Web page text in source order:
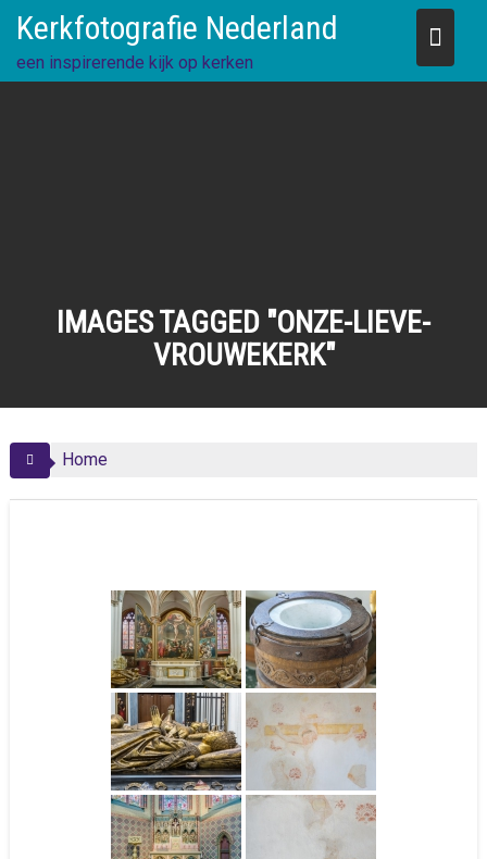
content
Kerkfotografie Nederland
een inspirerende kijk op kerken
IMAGES TAGGED "ONZE-LIEVE-
VROUWEKERK"
Home